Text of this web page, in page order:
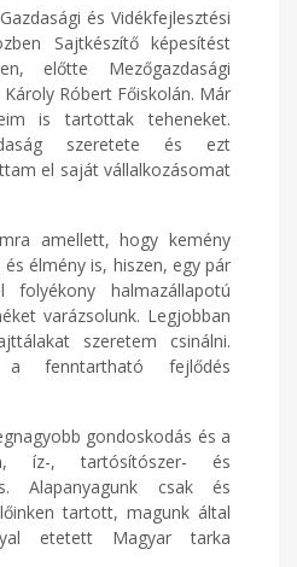
és Vidékfejlesztési
Sajtkészítő képesítést
előtte Mezőgazdasági
Róbert Főiskolán. Már
is tartottak teheneket.
szeretete és ezt
el saját vállalkozásomat
amellett, hogy kemény
élmény is, hiszen, egy pár
folyékony halmazállapotú
varázsolunk. Legjobban
szeretem csinálni.
fenntartható fejlődés
gondoskodás és a
íz-, tartósítószer- és
Alapanyagunk csak és
tartott, magunk által
etetett Magyar tarka